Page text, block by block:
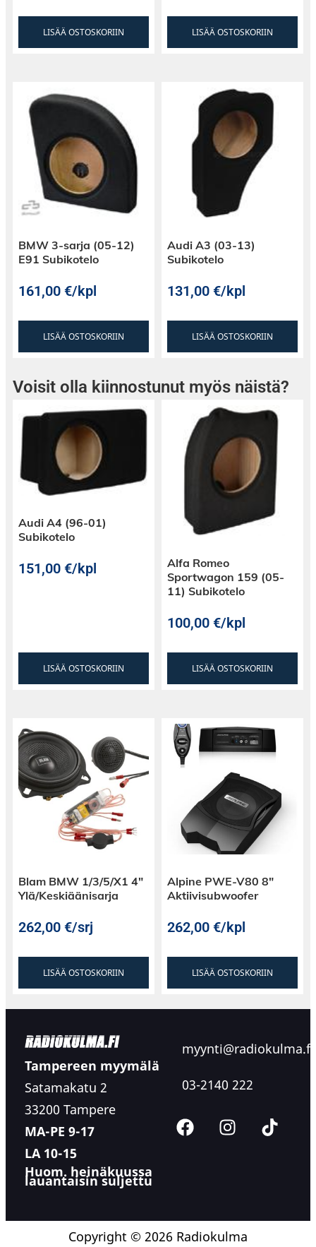
LISÄÄ OSTOSKORIIN LISÄÄ OSTOSKORIIN
BMW 3-sarja (05-12)
E91 Subikotelo
161,00€/kpl
LISÄÄ OSTOSKORIIN
Audi A3 (03-13)
Subikotelo
131,00€/kpl
LISÄÄ OSTOSKORIIN
Voisit olla kiinnostunut myös näistä?
Audi A4 (96-01)
Subikotelo
151,00€/kpl
LISÄÄ OSTOSKORIIN
Alfa Romeo
Sportwagon 159 (05-
11) Subikotelo
100,00€/kpl
LISÄÄ OSTOSKORIIN
Blam BMW 1/3/5/X1 4″
Ylä/Keskiäänisarja
262,00€/srj
LISÄÄ OSTOSKORIIN
Alpine PWE-V80 8″
Aktiivisubwoofer
262,00€/kpl
LISÄÄ OSTOSKORIIN
Tampereen myymälä
Satamakatu 2
33200 Tampere
MA-PE 9-17
LA 10-15
Huom. heinäkuussa
lauantaisin suljettu
myynti@radiokulma.fi
03-2140 222
Copyright © 2026 Radiokulma